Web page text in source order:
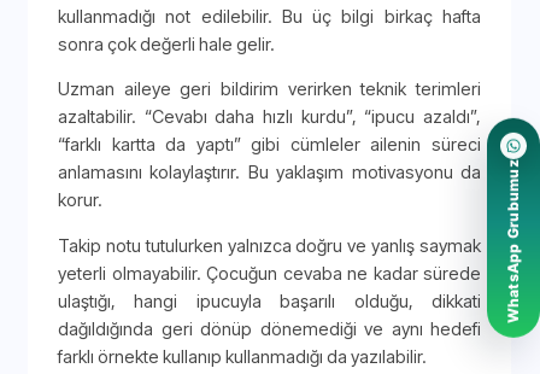
kullanmadığı not edilebilir. Bu üç bilgi birkaç hafta
sonra çok değerli hale gelir.
Uzman aileye geri bildirim verirken teknik terimleri
azaltabilir. “Cevabı daha hızlı kurdu”, “ipucu azaldı”,
“farklı kartta da yaptı” gibi cümleler ailenin süreci
anlamasını kolaylaştırır. Bu yaklaşım motivasyonu da
korur.
Takip notu tutulurken yalnızca doğru ve yanlış saymak
yeterli olmayabilir. Çocuğun cevaba ne kadar sürede
ulaştığı, hangi ipucuyla başarılı olduğu, dikkati
dağıldığında geri dönüp dönemediği ve aynı hedefi
farklı örnekte kullanıp kullanmadığı da yazılabilir.
WhatsApp Grubumuz